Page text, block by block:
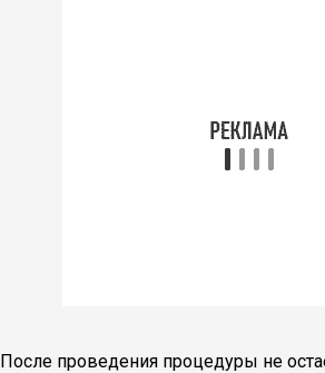
После проведения процедуры не